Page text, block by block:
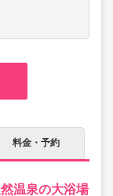
料金・予約
温泉の大浴場